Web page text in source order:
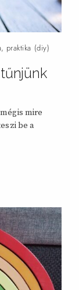
, praktika (diy)
mire
be a